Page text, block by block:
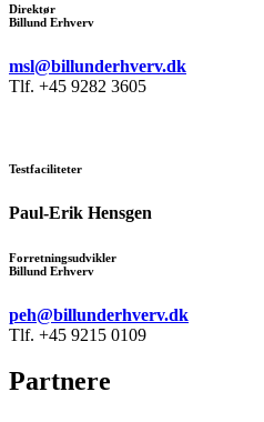
Direktør
Billund Erhverv
msl@billunderhverv.dk
Tlf. +45 9282 3605
Testfaciliteter
Paul-Erik Hensgen
Forretningsudvikler
Billund Erhverv
peh@billunderhverv.dk
Tlf. +45 9215 0109
Partnere